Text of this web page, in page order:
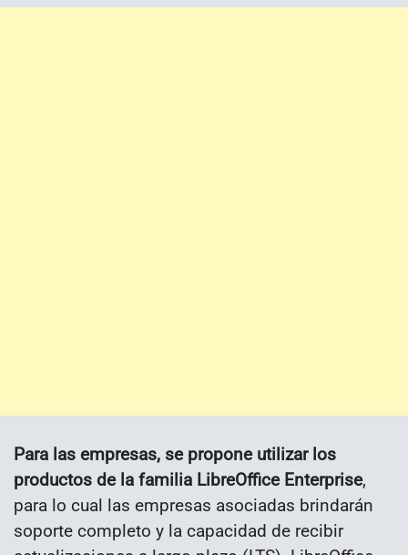
Para las empresas, se propone utilizar los
productos de la familia LibreOffice Enterprise,
para lo cual las empresas asociadas brindarán
soporte completo y la capacidad de recibir